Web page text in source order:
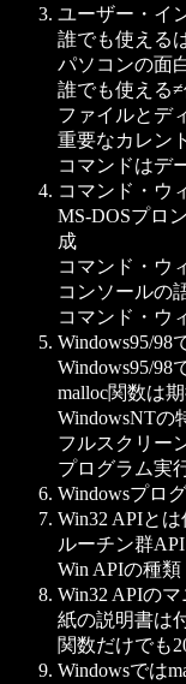
ユーザー・イ
誰でも使える
パソコンの面
誰でも使える
ファイルとデ
重要なカレン
コマンドはデ
コマンド・ウ
MS-DOSプロ
成
コマンド・ウ
コンソールの
コマンド・ウ
Windows95/98
Windows95/98
malloc関数は
WindowsNTの
フルスクリー
プログラム実
Windowsプロ
Win32 APIとは
ルーチン群API
Win APIの種類
Win32 APIの
紙の説明書は
関数だけでも
Windowsでは